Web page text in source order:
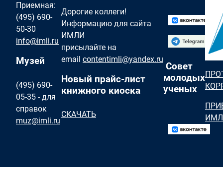
Приемная:
(495) 690-
50-30
info@imli.ru
Музей
(495) 690-
05-35 - для
справок
muz@imli.ru
Дорогие коллеги!
Информацию для сайта
ИМЛИ
присылайте на
email contentimli@yandex.ru
Новый прайс-лист
книжного киоска
СКАЧАТЬ
Совет
молодых
ученых